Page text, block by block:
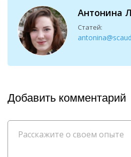
Антонина
Статей:
Добавить комментарий